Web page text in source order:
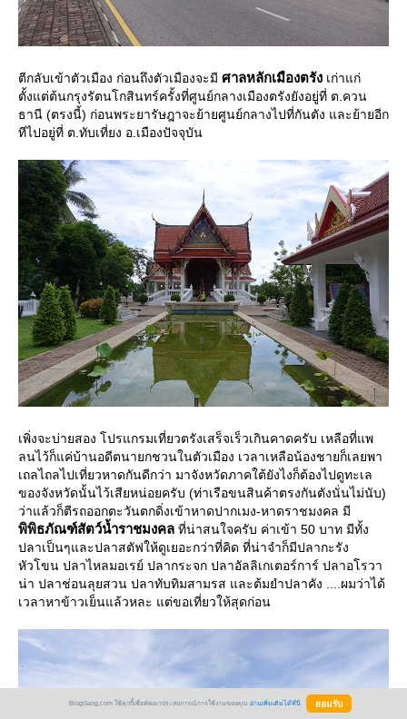
ตีกลับเข้าตัวเมือง ก่อนถึงตัวเมืองจะมี ศาลหลักเมืองตรัง เก่าแก่
ตั้งแต่ต้นกรุงรัตนโกสินทร์ครั้งที่ศูนย์กลางเมืองตรังยังอยู่ที่ ต.ควน
ธานี (ตรงนี้) ก่อนพระยารัษฎาจะย้ายศูนย์กลางไปที่กันตัง และย้ายอีก
ทีไปอยู่ที่ ต.ทับเที่ยง อ.เมืองปัจจุบัน
เพิ่งจะบ่ายสอง โปรแกรมเที่ยวตรังเสร็จเร็วเกินคาดครับ เหลือที่แพ
ลนไว้ก็แค่บ้านอดีตนายกชวนในตัวเมือง เวลาเหลือน้องชายก็เลยพา
เถลไถลไปเที่ยวหาดกันดีกว่า มาจังหวัดภาคใต้ยังไงก็ต้องไปดูทะเล
ของจังหวัดนั้นไว้เสียหน่อยครับ (ท่าเรือขนสินค้าตรงกันตังนั่นไม่นับ)
ว่าแล้วก็ตีรถออกตะวันตกดิ่งเข้าหาดปากเมง-หาดราชมงคล มี
พิพิธภัณฑ์สัตว์น้ำราชมงคล ที่น่าสนใจครับ ค่าเข้า 50 บาท มีทั้ง
ปลาเป็นๆและปลาสตัฟให้ดูเยอะกว่าที่คิด ที่น่าจำก็มีปลากะรัง
หัวโขน ปลาไหลมอเรย์ ปลากระจก ปลาอัลลิเกเตอร์การ์ ปลาอโรวา
น่า ปลาช่อนลุยสวน ปลาทับทิมสามรส และต้มยำปลาคัง ....ผมว่าได้
เวลาหาข้าวเย็นแล้วหละ แต่ขอเที่ยวให้สุดก่อน
BlogGang.com ใช้คุกกี้เพื่อพัฒนาประสบการณ์การใช้งานของคุณ อ่านเพิ่มเติมได้ที่นี่